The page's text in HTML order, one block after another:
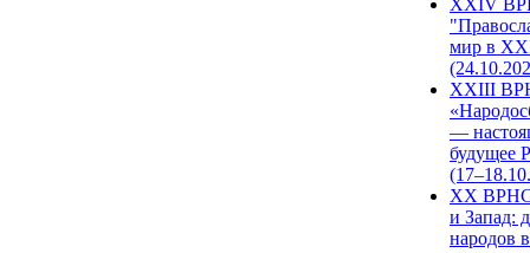
XXIV
мир в
XXIII
—
будущее
XX ВРНС
и Запад:
народов